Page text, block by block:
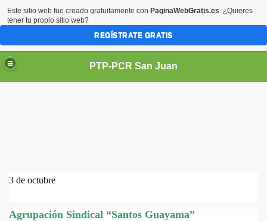
PTP-PCR San Juan
3 de octubre
Agrupación Sindical “Santos Guayama”
Este sitio web fue creado gratuitamente con PaginaWebGratis.es. ¿Quieres
tener tu propio sitio web?
REGÍSTRATE GRATIS